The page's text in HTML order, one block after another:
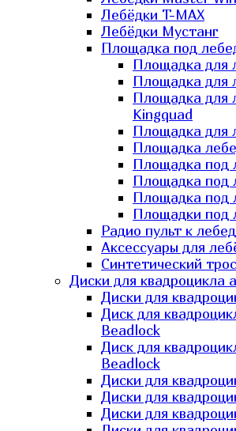
Лебёдки T-MAX
Лебёдки Мустанг
Площадка под
Площадка для
Площадка для
Площадка для
Kingquad
Площадка для
Площадка
Площадка под
Площадка под
Площадка под
Площадки под
Радио пульт к
Аксессуары для
Синтетический
Диски для квадроцикла
Диски для
Диск для
Beadlock
Диск для
Beadlock
Диски для
Диски для
Диски для